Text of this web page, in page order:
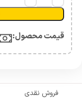
قیمت محصول:​
فروش نقدی